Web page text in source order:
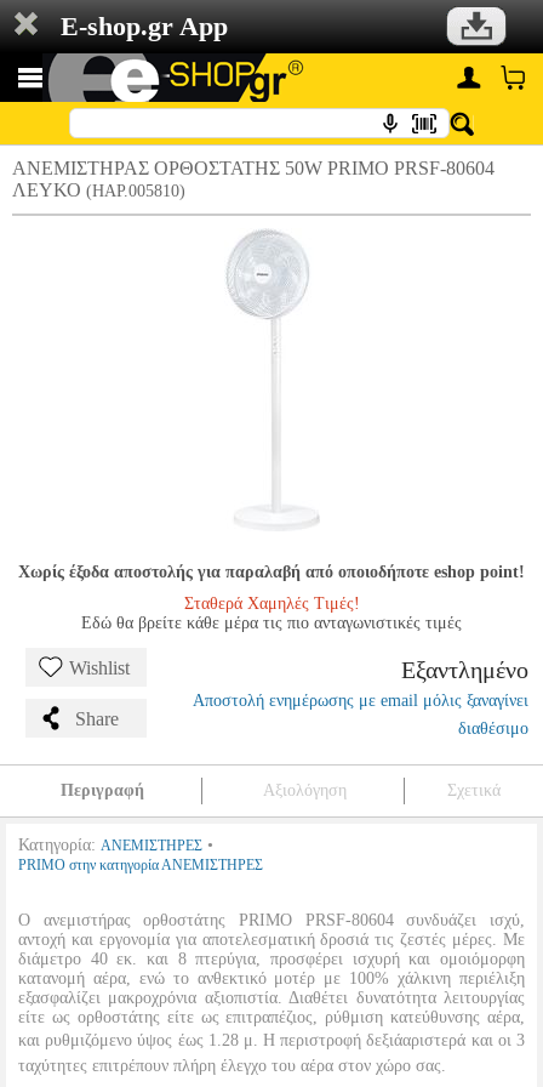
E-shop.gr App
ΑΝΕΜΙΣΤΗΡΑΣ ΟΡΘΟΣΤΑΤΗΣ 50W PRIMO PRSF-80604
ΛΕΥΚΟ (HAP.005810)
Χωρίς έξοδα αποστολής για παραλαβή από οποιοδήποτε eshop point!
Σταθερά Χαμηλές Τιμές!
Εδώ θα βρείτε κάθε μέρα τις πιο ανταγωνιστικές τιμές
Wishlist
Share
Εξαντλημένο
Αποστολή ενημέρωσης με email μόλις ξαναγίνει
διαθέσιμο
Περιγραφή Αξιολόγηση Σχετικά
Κατηγορία: ΑΝΕΜΙΣΤΗΡΕΣ •
PRIMO στην κατηγορία ΑΝΕΜΙΣΤΗΡΕΣ
Ο ανεμιστήρας ορθοστάτης PRIMO PRSF-80604 συνδυάζει ισχύ,
αντοχή και εργονομία για αποτελεσματική δροσιά τις ζεστές μέρες. Με
διάμετρο 40 εκ. και 8 πτερύγια, προσφέρει ισχυρή και ομοιόμορφη
κατανομή αέρα, ενώ το ανθεκτικό μοτέρ με 100% χάλκινη περιέλιξη
εξασφαλίζει μακροχρόνια αξιοπιστία. Διαθέτει δυνατότητα λειτουργίας
είτε ως ορθοστάτης είτε ως επιτραπέζιος, ρύθμιση κατεύθυνσης αέρα,
και ρυθμιζόμενο ύψος έως 1.28 μ. Η περιστροφή δεξιάαριστερά και οι 3
ταχύτητες επιτρέπουν πλήρη έλεγχο του αέρα στον χώρο σας.